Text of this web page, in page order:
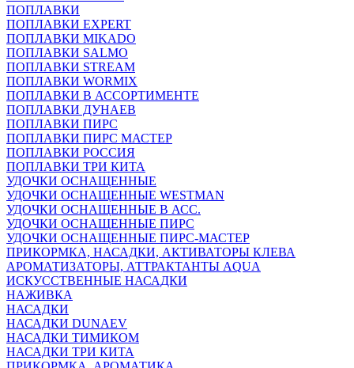
ПОПЛАВКИ
ПОПЛАВКИ EXPERT
ПОПЛАВКИ MIKADO
ПОПЛАВКИ SALMO
ПОПЛАВКИ STREAM
ПОПЛАВКИ WORMIX
ПОПЛАВКИ В АССОРТИМЕНТЕ
ПОПЛАВКИ ДУНАЕВ
ПОПЛАВКИ ПИРС
ПОПЛАВКИ ПИРС МАСТЕР
ПОПЛАВКИ РОССИЯ
ПОПЛАВКИ ТРИ КИТА
УДОЧКИ ОСНАЩЕННЫЕ
УДОЧКИ ОСНАЩЕННЫЕ WESTMAN
УДОЧКИ ОСНАЩЕННЫЕ В АСС.
УДОЧКИ ОСНАЩЕННЫЕ ПИРС
УДОЧКИ ОСНАЩЕННЫЕ ПИРС-МАСТЕР
ПРИКОРМКА, НАСАДКИ, АКТИВАТОРЫ КЛЕВА
АРОМАТИЗАТОРЫ, АТТРАКТАНТЫ AQUA
ИСКУССТВЕННЫЕ НАСАДКИ
НАЖИВКА
НАСАДКИ
НАСАДКИ DUNAEV
НАСАДКИ ТИМИКОМ
НАСАДКИ ТРИ КИТА